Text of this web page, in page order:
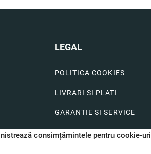
consimțămintele pentru cookie-uri
LEGAL
POLITICA COOKIES
LIVRARI SI PLATI
GARANTIE SI SERVICE
FORMULAR SERVICE